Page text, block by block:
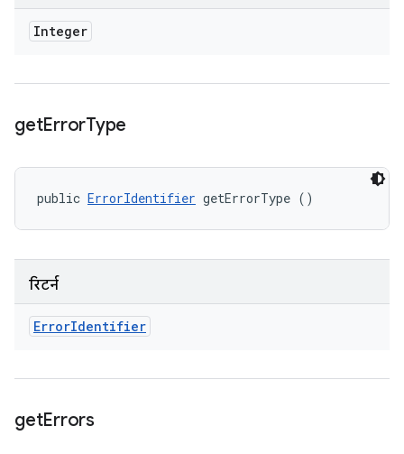
Integer
getErrorType
public ErrorIdentifier getErrorType ()
रिटर्न
ErrorIdentifier
getErrors